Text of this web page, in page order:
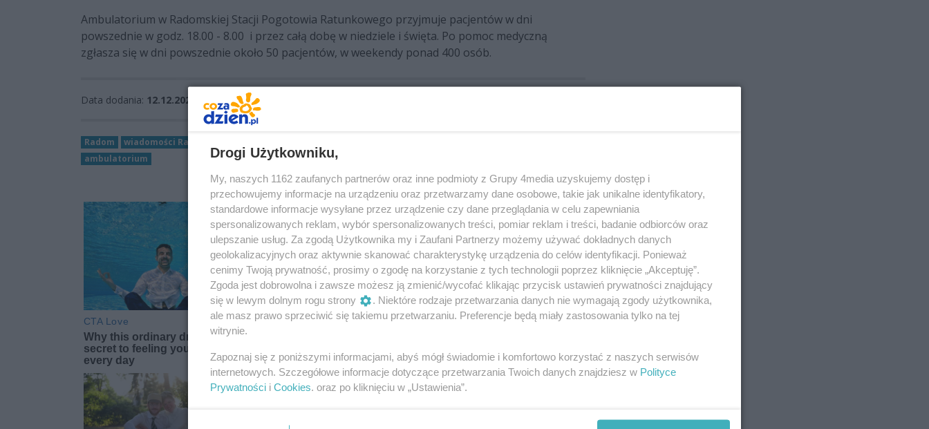
Ambulatorium w Radomskiej Stacji Pogotowia Ratunkowego przyjmuje pacjentów w dni
powszednie w godz. 18.00 - 8.00 i przez całą dobę w niedziele i święta. Po pomoc medyczną
zgłasza się w dni powszednie około 50 pacjentów, w weekendy ponad 400 osób.
Data dodania: 12.12.2022 14:06
Radom wiadomości Radom
ambulatorium
Drogi Użytkowniku,
My, naszych 1162 zaufanych partnerów oraz inne podmioty z Grupy 4media uzyskujemy dostęp i
przechowujemy informacje na urządzeniu oraz przetwarzamy dane osobowe, takie jak unikalne identyfikatory,
standardowe informacje wysyłane przez urządzenie czy dane przeglądania w celu zapewniania
spersonalizowanych reklam, wybór spersonalizowanych treści, pomiar reklam i treści, badanie odbiorców oraz
ulepszanie usług. Za zgodą Użytkownika my i Zaufani Partnerzy możemy używać dokładnych danych
geolokalizacyjnych oraz aktywnie skanować charakterystykę urządzenia do celów identyfikacji. Ponieważ
cenimy Twoją prywatność, prosimy o zgodę na korzystanie z tych technologii poprzez kliknięcie „Akceptuję”.
Zgoda jest dobrowolna i zawsze możesz ją zmienić/wycofać klikając przycisk ustawień prywatności znajdujący
się w lewym dolnym rogu strony
. Niektóre rodzaje przetwarzania danych nie wymagają zgody użytkownika,
ale masz prawo sprzeciwić się takiemu przetwarzaniu. Preferencje będą miały zastosowania tylko na tej
witrynie.
Zapoznaj się z poniższymi informacjami, abyś mógł świadomie i komfortowo korzystać z naszych serwisów
internetowych. Szczegółowe informacje dotyczące przetwarzania Twoich danych znajdziesz w Polityce
Prywatności i Cookies. oraz po kliknięciu w „Ustawienia”.